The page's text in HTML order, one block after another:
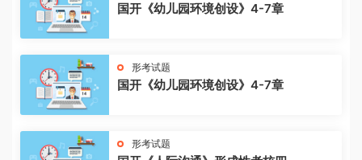
国开《幼儿园环境创设》4-7章
形考试题
国开《幼儿园环境创设》4-7章
形考试题